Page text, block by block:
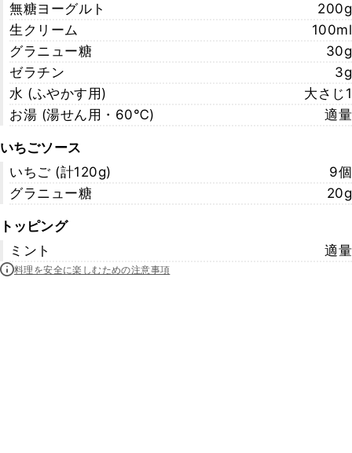
無糖ヨーグルト
200g
生クリーム
100ml
グラニュー糖
30g
ゼラチン
3g
水 (ふやかす用)
大さじ1
お湯 (湯せん用・60℃)
適量
いちごソース
いちご (計120g)
9個
グラニュー糖
20g
トッピング
ミント
適量
料理を安全に楽しむための注意事項